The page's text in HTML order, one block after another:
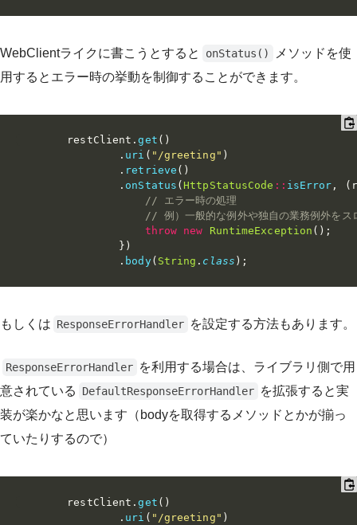
WebClientライクに書こうとすると onStatus()
メソッドを使
用するとエラー時の挙動を制御することができます。
        restClient
.get ( )
. uri ( "/greeting" )
. retrieve ( )
. onStatus ( HttpStatusCode :: isError , (
// エラー時の処理
// 例）一般的な例外や独自の業務例外をス
throw new RuntimeException ( ) ;
} )
. body( String . class ) ;
もしくは ResponseErrorHandler を設定する方法もあります。
ResponseErrorHandler を利用する場合は、ライブラリ側で用
意されている
DefaultResponseErrorHandler を拡張すると実
装が楽かなと思います（bodyを取得するメソッドとかが揃っ
ていたりするので）
        restClient
.get ( )
. uri ( "/greeting" )